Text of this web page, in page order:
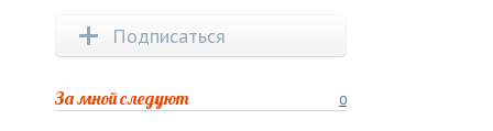
Подписаться
0
За мной следуют